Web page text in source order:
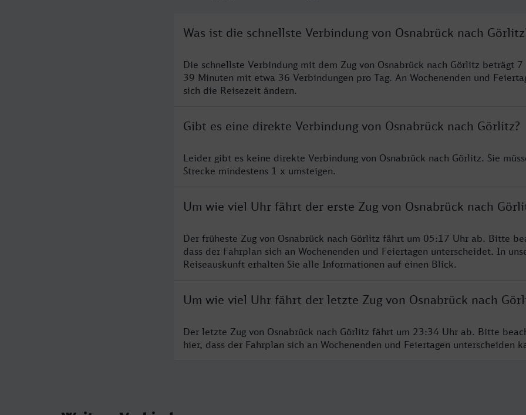
Was ist die schnellste Verbindung von Osnabrück nach
Die schnellste Verbindung mit dem Zug von Osnabrück nach Görlitz beträgt 7
39 Minuten mit etwa 36 Verbindungen pro Tag. An Wochenenden und
sich die Reisezeit ändern.
Gibt es eine direkte Verbindung von Osnabrück nach Görlitz?
Leider gibt es keine direkte Verbindung von Osnabrück nach Görlitz. Sie
Strecke mindestens 1 x umsteigen.
Um wie viel Uhr fährt der erste Zug von Osnabrück nach
Der früheste Zug von Osnabrück nach Görlitz fährt um 05:17 Uhr ab. Bitte
dass der Fahrplan sich an Wochenenden und Feiertagen unterscheidet. In
Reiseauskunft erhalten Sie alle Informationen auf einen Blick.
Um wie viel Uhr fährt der letzte Zug von Osnabrück nach
Der letzte Zug von Osnabrück nach Görlitz fährt um 23:34 Uhr ab. Bitte
hier, dass der Fahrplan sich an Wochenenden und Feiertagen unterscheiden